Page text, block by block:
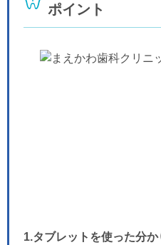
ポイント
1.タブレットを使った分か